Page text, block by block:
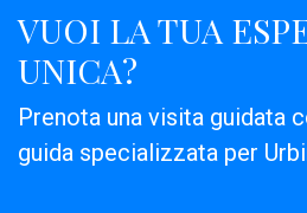
VUOI LA TUA
UNICA?
Prenota una visita guidata
guida specializzata per